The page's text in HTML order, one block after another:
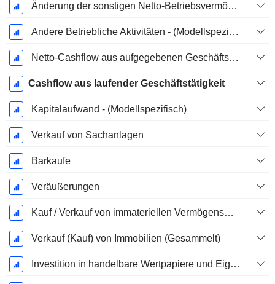
Änderung der sonstigen Netto-Betriebsvermögen (gesammelt)
Andere Betriebliche Aktivitäten - (Modellspezifisch)
Netto-Cashflow aus aufgegebenen Geschäftsbereichen
Cashflow aus laufender Geschäftstätigkeit
Kapitalaufwand - (Modellspezifisch)
Verkauf von Sachanlagen
Barkaufe
Veräußerungen
Kauf / Verkauf von immateriellen Vermögenswerten - (Modellspezifisch)
Verkauf (Kauf) von Immobilien (Gesammelt)
Investition in handelbare Wertpapiere und Eigenkapitalinstrumente, Gesamt - (Modellspezifisch)